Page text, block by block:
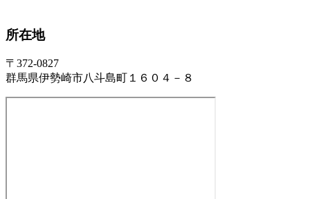
所在地
〒372-0827
群馬県伊勢崎市八斗島町１６０４－８